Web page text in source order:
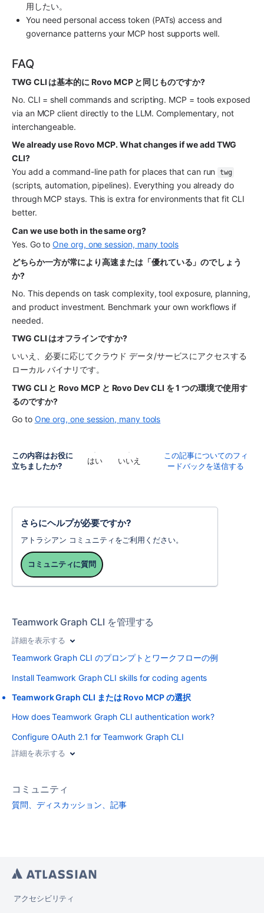
用したい。
You need personal access token (PATs) access and
governance patterns your MCP host supports well.
FAQ
TWG CLI は基本的に Rovo MCP と同じものですか?
No. CLI = shell commands and scripting. MCP = tools exposed
via an MCP client directly to the LLM. Complementary, not
interchangeable.
We already use Rovo MCP. What changes if we add TWG
CLI?
You add a command-line path for places that can run
twg
(scripts, automation, pipelines). Everything you already do
through MCP stays. This is extra for environments that fit CLI
better.
Can we use both in the same org?
Yes. Go to One org, one session, many tools
どちらか一方が常により高速または「優れている」のでしょう
か?
No. This depends on task complexity, tool exposure, planning,
and product investment. Benchmark your own workflows if
needed.
TWG CLI はオフラインですか?
いいえ、必要に応じてクラウド データ/サービスにアクセスする
ローカル バイナリです。
TWG CLI と Rovo MCP と Rovo Dev CLI を 1 つの環境で使用す
るのですか?
Go to One org, one session, many tools
この内容はお役に
立ちましたか?
はい いいえ
この記事についてのフィ
ードバックを送信する
さらにヘルプが必要ですか?
アトラシアン コミュニティをご利用ください。
コミュニティに質問
Teamwork Graph CLI を管理する
詳細を表示する
Teamwork Graph CLI のプロンプトとワークフローの例
Install Teamwork Graph CLI skills for coding agents
Teamwork Graph CLI または Rovo MCP の選択
How does Teamwork Graph CLI authentication work?
Configure OAuth 2.1 for Teamwork Graph CLI
詳細を表示する
コミュニティ
質問、ディスカッション、記事
アクセシビリティ